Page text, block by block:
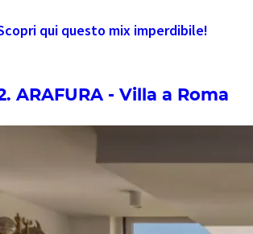
qui questo mix imperdibile!
ARAFURA - Villa a Roma